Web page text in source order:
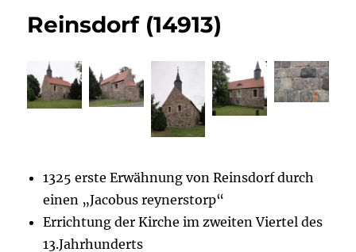
Reinsdorf (14913)
1325 erste Erwähnung von Reinsdorf durch
einen „Jacobus reynerstorp“
Errichtung der Kirche im zweiten Viertel des
13.Jahrhunderts